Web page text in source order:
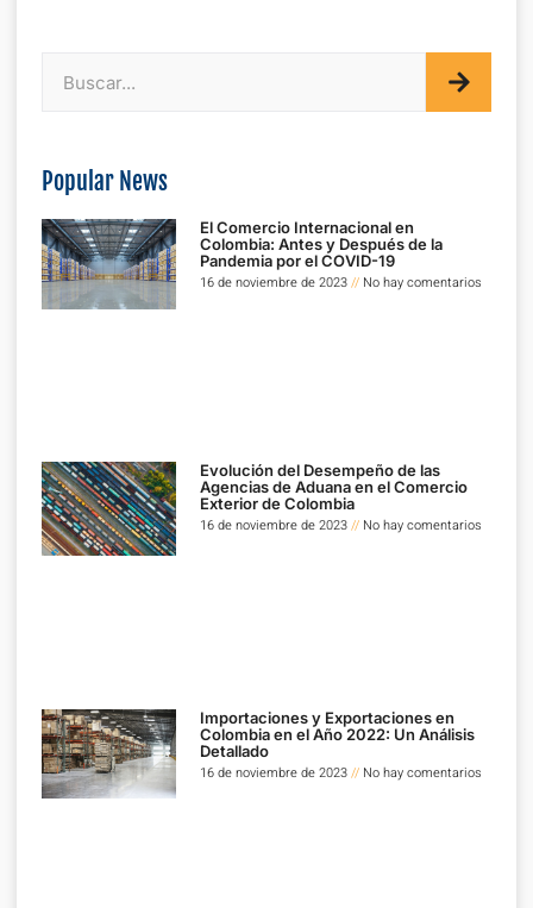
Popular News
El Comercio Internacional en
Colombia: Antes y Después de la
Pandemia por el COVID-19
16 de noviembre de 2023 No hay comentarios
Evolución del Desempeño de las
Agencias de Aduana en el Comercio
Exterior de Colombia
16 de noviembre de 2023 No hay comentarios
Importaciones y Exportaciones en
Colombia en el Año 2022: Un Análisis
Detallado
16 de noviembre de 2023 No hay comentarios